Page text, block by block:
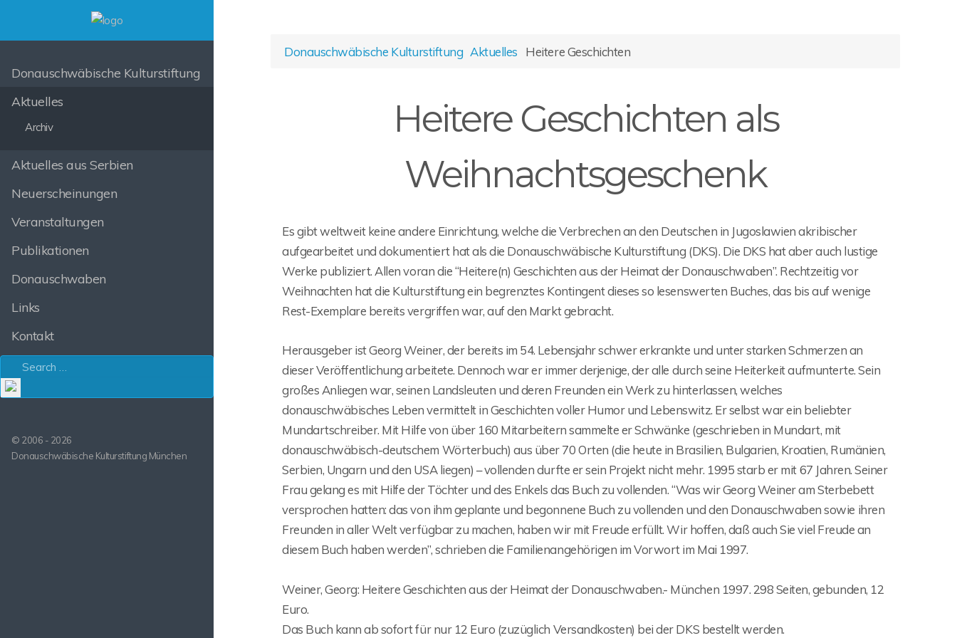
Donauschwäbische Kulturstiftung
Aktuelles
Archiv
Aktuelles aus Serbien
Neuerscheinungen
Veranstaltungen
Publikationen
Donauschwaben
Links
Kontakt
© 2006 - 2026
Donauschwäbische Kulturstiftung München
Donauschwäbische Kulturstiftung Aktuelles Heitere Geschichten
Heitere Geschichten als
Weihnachtsgeschenk
Es gibt weltweit keine andere Einrichtung, welche die Verbrechen an den Deutschen in Jugoslawien akribischer
aufgearbeitet und dokumentiert hat als die Donauschwäbische Kulturstiftung (DKS). Die DKS hat aber auch lustige
Werke publiziert. Allen voran die “Heitere(n) Geschichten aus der Heimat der Donauschwaben”. Rechtzeitig vor
Weihnachten hat die Kulturstiftung ein begrenztes Kontingent dieses so lesenswerten Buches, das bis auf wenige
Rest-Exemplare bereits vergriffen war, auf den Markt gebracht.
Herausgeber ist Georg Weiner, der bereits im 54. Lebensjahr schwer erkrankte und unter starken Schmerzen an
dieser Veröffentlichung arbeitete. Dennoch war er immer derjenige, der alle durch seine Heiterkeit aufmunterte. Sein
großes Anliegen war, seinen Landsleuten und deren Freunden ein Werk zu hinterlassen, welches
donauschwäbisches Leben vermittelt in Geschichten voller Humor und Lebenswitz. Er selbst war ein beliebter
Mundartschreiber. Mit Hilfe von über 160 Mitarbeitern sammelte er Schwänke (geschrieben in Mundart, mit
donauschwäbisch-deutschem Wörterbuch) aus über 70 Orten (die heute in Brasilien, Bulgarien, Kroatien, Rumänien,
Serbien, Ungarn und den USA liegen) – vollenden durfte er sein Projekt nicht mehr. 1995 starb er mit 67 Jahren. Seiner
Frau gelang es mit Hilfe der Töchter und des Enkels das Buch zu vollenden. “Was wir Georg Weiner am Sterbebett
versprochen hatten: das von ihm geplante und begonnene Buch zu vollenden und den Donauschwaben sowie ihren
Freunden in aller Welt verfügbar zu machen, haben wir mit Freude erfüllt. Wir hoffen, daß auch Sie viel Freude an
diesem Buch haben werden”, schrieben die Familienangehörigen im Vorwort im Mai 1997.
Weiner, Georg: Heitere Geschichten aus der Heimat der Donauschwaben.- München 1997. 298 Seiten, gebunden, 12
Euro.
Das Buch kann ab sofort für nur 12 Euro (zuzüglich Versandkosten) bei der DKS bestellt werden.